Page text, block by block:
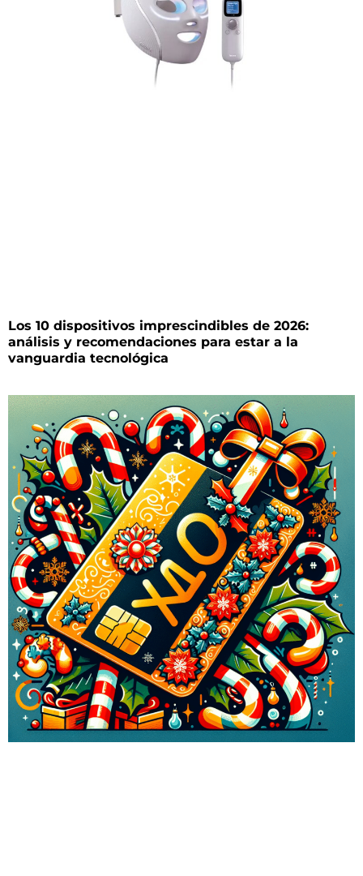
Los 10 dispositivos imprescindibles de 2026:
análisis y recomendaciones para estar a la
vanguardia tecnológica